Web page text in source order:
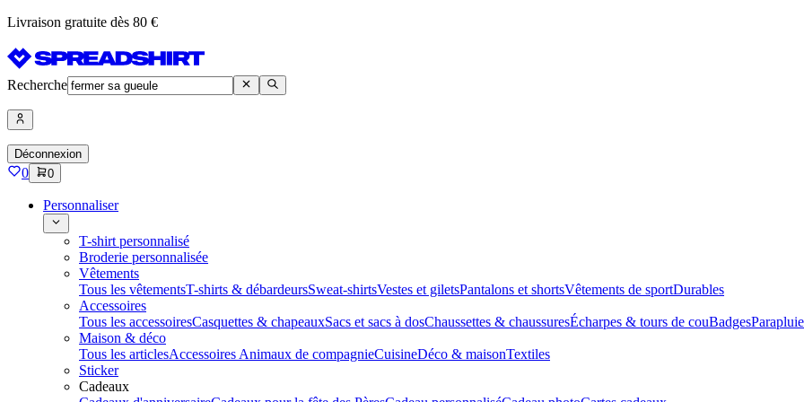
Livraison gratuite dès 80 €
Recherche
Déconnexion
0 0
Personnaliser
T-shirt personnalisé
Broderie personnalisée
Vêtements
Tous les vêtementsT-shirts & débardeursSweat-shirtsVestes et giletsPantalons et shortsVêtements de sportDurables
Accessoires
Tous les accessoiresCasquettes & chapeauxSacs et sacs à dosChaussettes & chaussuresÉcharpes & tours de couBadges
Maison & déco
Tous les articlesAccessoires Animaux de compagnieCuisineDéco & maisonTextiles
Sticker
Cadeaux